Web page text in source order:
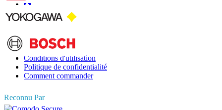
Informations
FAQ
Témoignages
Conditions d'utilisation
Politique de confidentialité
Comment commander
Reconnu Par